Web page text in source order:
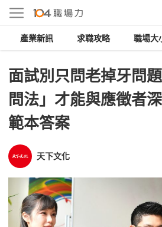
產業新訊 求職攻略 職場大
面試別只問老掉牙問
問法」才能與應徵者
範本答案
天下文化